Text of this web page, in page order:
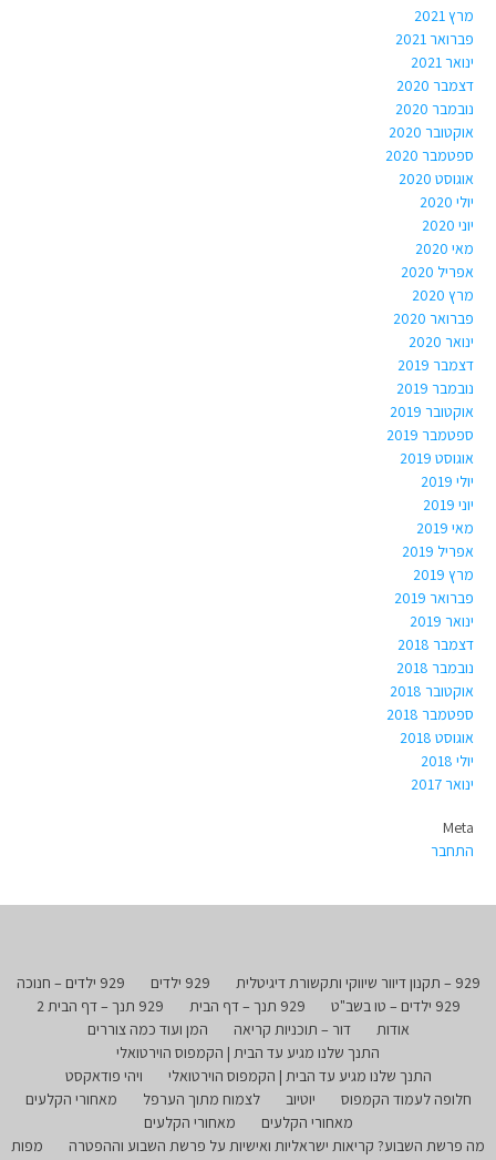
מרץ 2021
פברואר 2021
ינואר 2021
דצמבר 2020
נובמבר 2020
אוקטובר 2020
ספטמבר 2020
אוגוסט 2020
יולי 2020
יוני 2020
מאי 2020
אפריל 2020
מרץ 2020
פברואר 2020
ינואר 2020
דצמבר 2019
נובמבר 2019
אוקטובר 2019
ספטמבר 2019
אוגוסט 2019
יולי 2019
יוני 2019
מאי 2019
אפריל 2019
מרץ 2019
פברואר 2019
ינואר 2019
דצמבר 2018
נובמבר 2018
אוקטובר 2018
ספטמבר 2018
אוגוסט 2018
יולי 2018
ינואר 2017
Meta
התחבר
929 – תקנון דיוור שיווקי ותקשורת דיגיטלית 929 ילדים
929 ילדים – חנוכה
929 ילדים – טו בשב"ט
929 תנך – דף הבית
929 תנך – דף הבית 2
אודות
דור – תוכניות קריאה
המן ועוד כמה צוררים
התנך שלנו מגיע עד הבית | הקמפוס הוירטואלי
התנך שלנו מגיע עד הבית | הקמפוס הוירטואלי
ויהי פודאקסט
חלופה לעמוד הקמפוס
יוטיוב לצמוח מתוך הערפל
מאחורי הקלעים
מאחורי הקלעים
מאחורי הקלעים
מה פרשת השבוע? קריאות ישראליות ואישיות על פרשת השבוע וההפטרה
מפות